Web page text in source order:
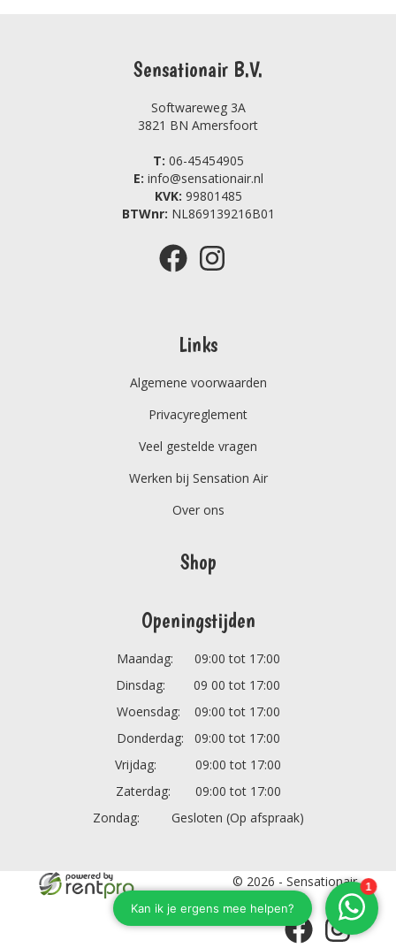
Sensationair B.V.
Softwareweg 3A
3821 BN Amersfoort
T: 06-45454905
E: info@sensationair.nl
KVK: 99801485
BTWnr: NL869139216B01
Links
Algemene voorwaarden
Privacyreglement
Veel gestelde vragen
Werken bij Sensation Air
Over ons
Shop
Openingstijden
Maandag: 09:00 tot 17:00
Dinsdag: 09 00 tot 17:00
Woensdag: 09:00 tot 17:00
Donderdag: 09:00 tot 17:00
Vrijdag: 09:00 tot 17:00
Zaterdag: 09:00 tot 17:00
Zondag: Gesloten (Op afspraak)
© 2026 - Sensationair
B.V.
facebookinstagram